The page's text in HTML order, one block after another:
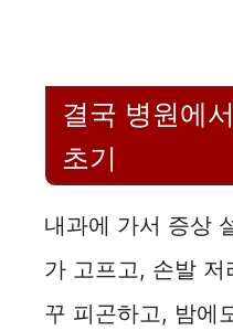
결국 병원에
초기
내과에 가서 증상
가 고프고, 손발
꾸 피곤하고, 밤에